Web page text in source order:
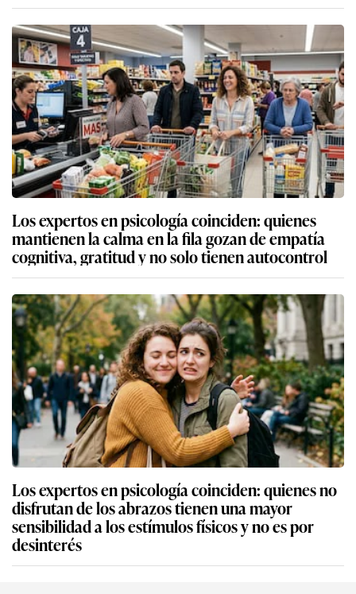
Los expertos en psicología coinciden: quienes
mantienen la calma en la fila gozan de empatía
cognitiva, gratitud y no solo tienen autocontrol
Los expertos en psicología coinciden: quienes no
disfrutan de los abrazos tienen una mayor
sensibilidad a los estímulos físicos y no es por
desinterés